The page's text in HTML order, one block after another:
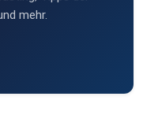
mehr.